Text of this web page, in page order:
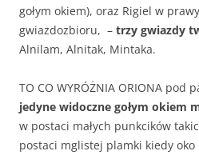
gołym okiem), oraz Rigiel w
gwiazdozbioru, – trzy gwiazdy
Alnilam, Alnitak, Mintaka.
TO CO WYRÓŻNIA ORIONA pod
jedyne widoczne gołym okiem
w postaci małych punkcików
postaci mglistej plamki kiedy